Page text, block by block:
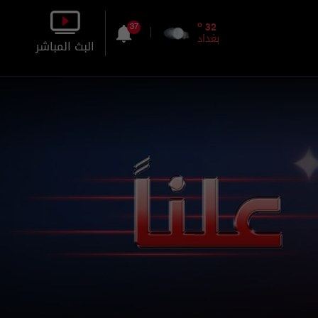
32
o
بغداد
37
البث المباشر